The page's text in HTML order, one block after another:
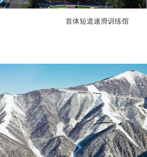
首体短道速滑训练馆